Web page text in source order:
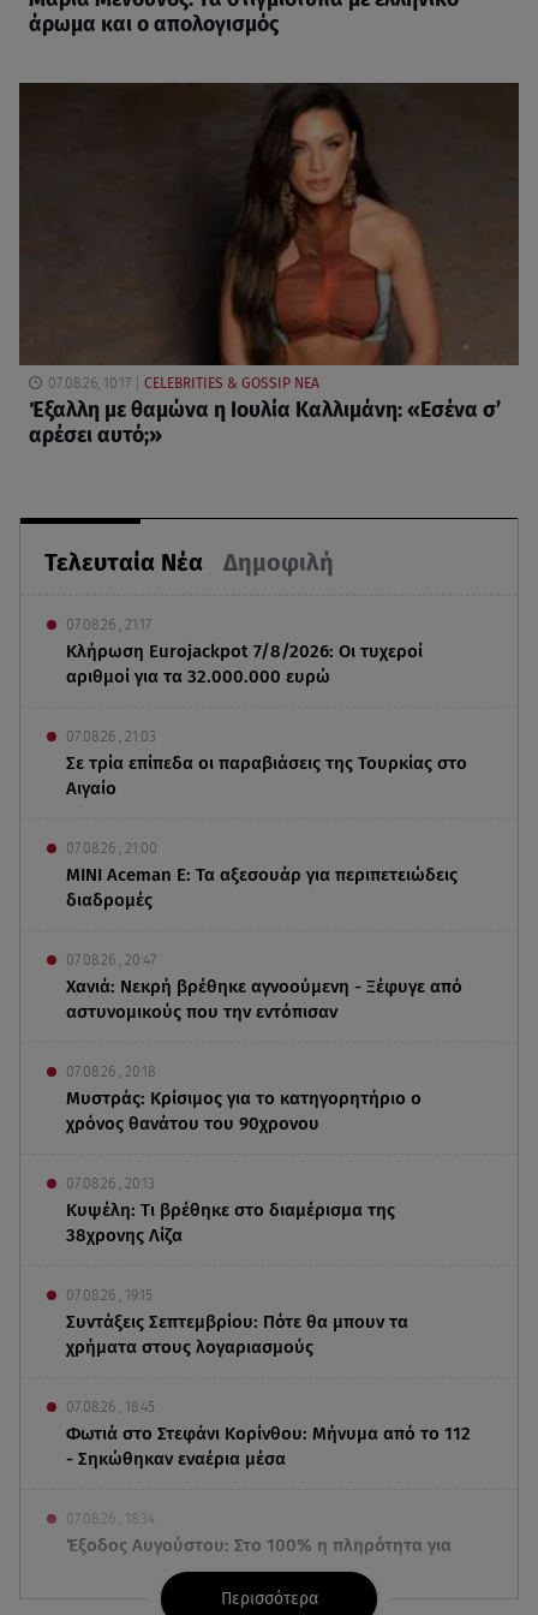
Τελευταία Νέα Δημοφιλή
07.08.26 , 21:17
Κλήρωση Eurojackpot 7/8/2026: Οι τυχεροί
αριθμοί για τα 32.000.000 ευρώ
07.08.26 , 21:03
Σε τρία επίπεδα οι παραβιάσεις της Τουρκίας στο
Αιγαίο
07.08.26 , 21:00
MINI Aceman E: Τα αξεσουάρ για περιπετειώδεις
διαδρομές
07.08.26 , 20:47
Χανιά: Νεκρή βρέθηκε αγνοούμενη - Ξέφυγε από
αστυνομικούς που την εντόπισαν
07.08.26 , 20:18
Μυστράς: Κρίσιμος για το κατηγορητήριο ο
χρόνος θανάτου του 90χρονου
07.08.26 , 20:13
Κυψέλη: Tι βρέθηκε στο διαμέρισμα της
38χρονης Λίζα
07.08.26 , 19:15
Συντάξεις Σεπτεμβρίου: Πότε θα μπουν τα
χρήματα στους λογαριασμούς
07.08.26 , 18:45
Φωτιά στο Στεφάνι Κορίνθου: Μήνυμα από το 112
- Σηκώθηκαν εναέρια μέσα
07.08.26 , 18:34
Έξοδος Αυγούστου: Στο 100% η πληρότητα για
Περισσότερα
άρωμα και ο απολογισμός
07.08.26, 10:17 CELEBRITIES & GOSSIP ΝΕΑ
Έξαλλη με θαμώνα η Ιουλία Καλλιμάνη: «Εσένα σ’
αρέσει αυτό;»